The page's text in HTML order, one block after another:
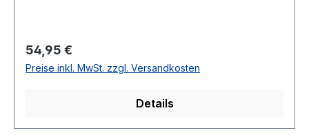
Regulärer Preis:
54,95 €
Preise inkl. MwSt. zzgl. Versandkosten
Details